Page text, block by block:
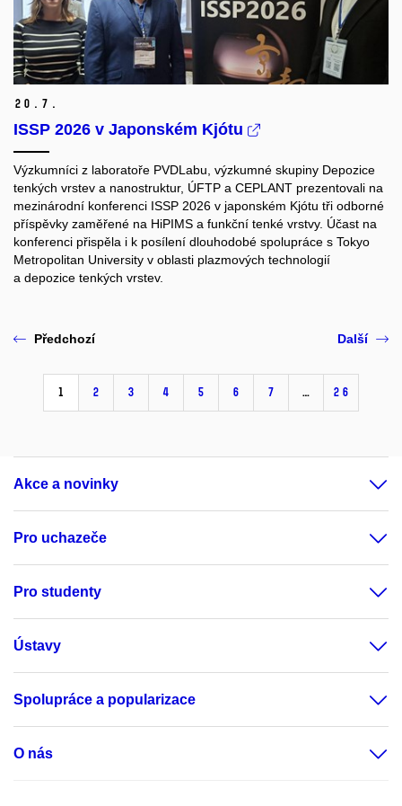
20. 7.
ISSP 2026 v Japonském Kjótu
Výzkumníci z laboratoře PVDLabu, výzkumné skupiny Depozice
tenkých vrstev a nanostruktur, ÚFTP a CEPLANT prezentovali na
mezinárodní konferenci ISSP 2026 v japonském Kjótu tři odborné
příspěvky zaměřené na HiPIMS a funkční tenké vrstvy. Účast na
konferenci přispěla i k posílení dlouhodobé spolupráce s Tokyo
Metropolitan University v oblasti plazmových technologií
a depozice tenkých vrstev.
Předchozí
1 2 3 4 5 6 7 … 26
Další
Akce a novinky
Pro uchazeče
Pro studenty
Ústavy
Spolupráce a popularizace
O nás